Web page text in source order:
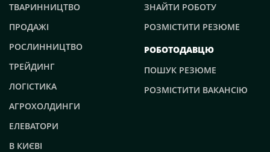
ТВАРИННИЦТВО
ПРОДАЖІ
РОСЛИННИЦТВО
ТРЕЙДИНГ
ЛОГІСТИКА
АГРОХОЛДИНГИ
ЕЛЕВАТОРИ
В КИЄВІ
ЗНАЙТИ РОБОТУ
РОЗМІСТИТИ РЕЗЮМЕ
РОБОТОДАВЦЮ
ПОШУК РЕЗЮМЕ
РОЗМІСТИТИ ВАКАНСІЮ